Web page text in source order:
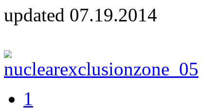
updated 07.19.2014
1